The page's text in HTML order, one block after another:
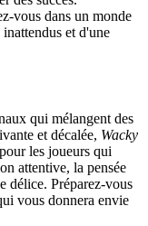
vous dans un monde
et d'une
qui mélangent des
et décalée, Wacky
les joueurs qui
attentive, la pensée
délice. Préparez-vous
vous donnera envie